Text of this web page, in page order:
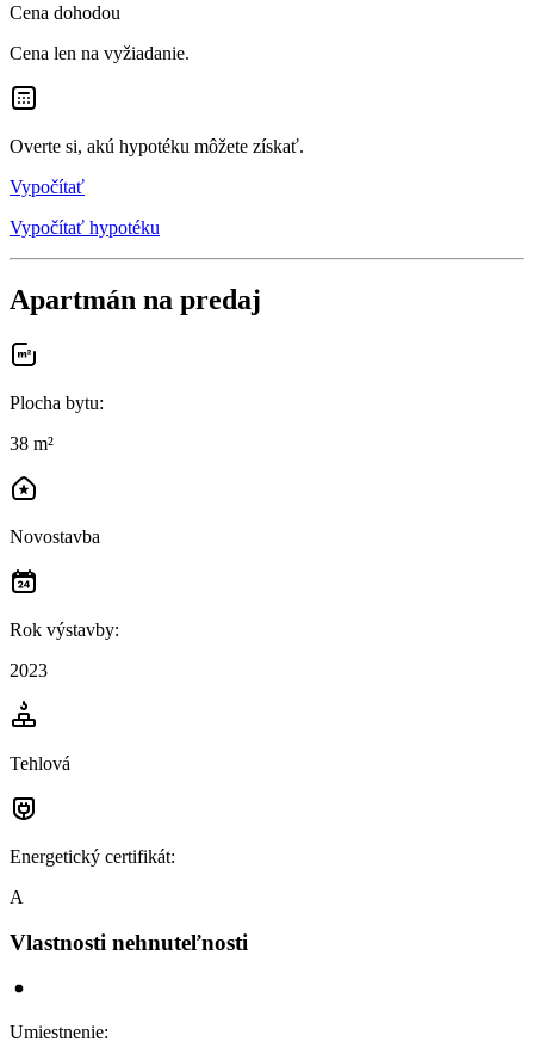
Cena dohodou
Cena len na vyžiadanie.
Overte si, akú hypotéku môžete získať.
Vypočítať
Vypočítať hypotéku
Apartmán na predaj
Plocha bytu:
38 m²
Novostavba
Rok výstavby:
2023
Tehlová
Energetický certifikát:
A
Vlastnosti nehnuteľnosti
Umiestnenie: